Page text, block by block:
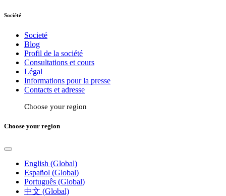
Société
Societé
Blog
Profil de la société
Consultations et cours
Légal
Informations pour la presse
Contacts et adresse
Choose your region
Choose your region
English (Global)
Español (Global)
Português (Global)
中文 (Global)